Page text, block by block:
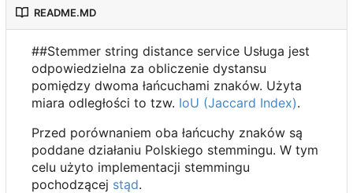
README.MD
##Stemmer string distance service Usługa jest
odpowiedzielna za obliczenie dystansu
pomiędzy dwoma łańcuchami znaków. Użyta
miara odległości to tzw. IoU (Jaccard Index).
Przed porównaniem oba łańcuchy znaków są
poddane działaniu Polskiego stemmingu. W tym
celu użyto implementacji stemmingu
pochodzącej stąd.